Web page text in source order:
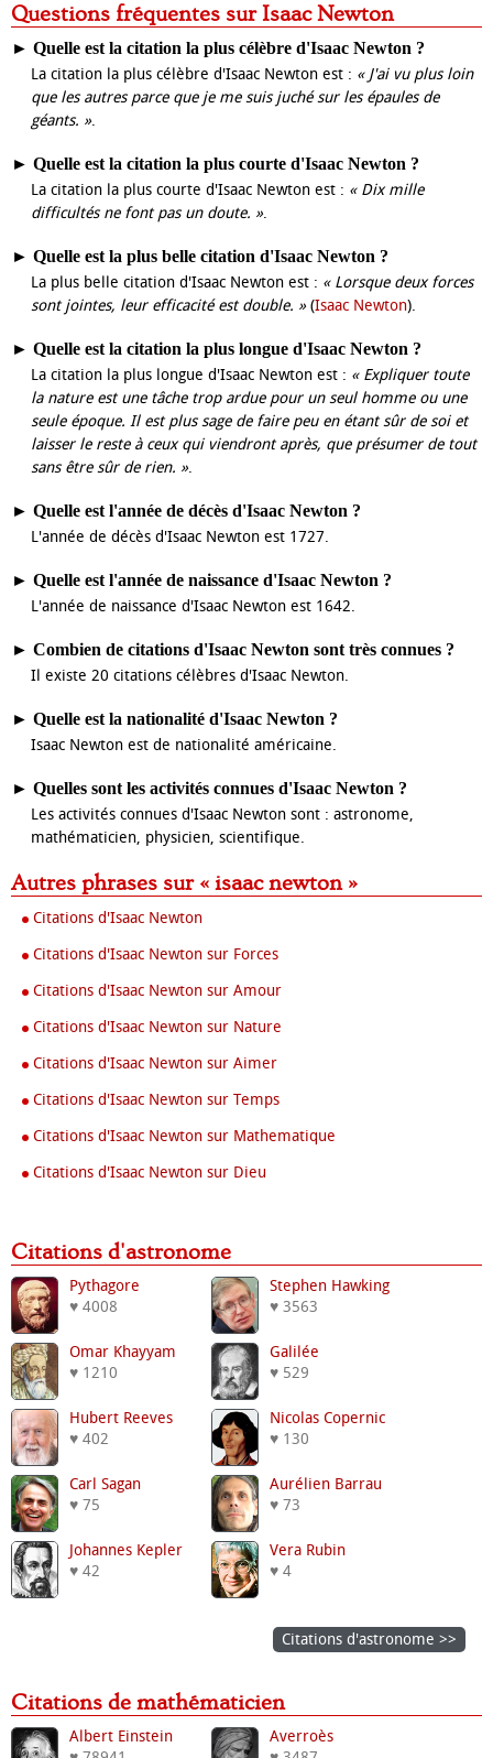
Questions fréquentes sur Isaac Newton
► Quelle est la citation la plus célèbre d'Isaac Newton ?
La citation la plus célèbre d'Isaac Newton est : « J'ai vu plus loin
que les autres parce que je me suis juché sur les épaules de
géants. ».
► Quelle est la citation la plus courte d'Isaac Newton ?
La citation la plus courte d'Isaac Newton est : « Dix mille
difficultés ne font pas un doute. ».
► Quelle est la plus belle citation d'Isaac Newton ?
La plus belle citation d'Isaac Newton est : « Lorsque deux forces
sont jointes, leur efficacité est double. »(Isaac Newton).
► Quelle est la citation la plus longue d'Isaac Newton ?
La citation la plus longue d'Isaac Newton est : « Expliquer toute
la nature est une tâche trop ardue pour un seul homme ou une
seule époque. Il est plus sage de faire peu en étant sûr de soi et
laisser le reste à ceux qui viendront après, que présumer de tout
sans être sûr de rien. ».
► Quelle est l'année de décès d'Isaac Newton ?
L'année de décès d'Isaac Newton est 1727.
► Quelle est l'année de naissance d'Isaac Newton ?
L'année de naissance d'Isaac Newton est 1642.
► Combien de citations d'Isaac Newton sont très connues ?
Il existe 20 citations célèbres d'Isaac Newton.
► Quelle est la nationalité d'Isaac Newton ?
Isaac Newton est de nationalité américaine.
► Quelles sont les activités connues d'Isaac Newton ?
Les activités connues d'Isaac Newton sont : astronome,
mathématicien, physicien, scientifique.
Autres phrases sur « isaac newton »
Citations d'Isaac Newton
Citations d'Isaac Newton sur Forces
Citations d'Isaac Newton sur Amour
Citations d'Isaac Newton sur Nature
Citations d'Isaac Newton sur Aimer
Citations d'Isaac Newton sur Temps
Citations d'Isaac Newton sur Mathematique
Citations d'Isaac Newton sur Dieu
Citations d'astronome
Pythagore
♥ 4008
Stephen Hawking
♥ 3563
Omar Khayyam
♥ 1210
Galilée
♥ 529
Hubert Reeves
♥ 402
Nicolas Copernic
♥ 130
Carl Sagan
♥ 75
Aurélien Barrau
♥ 73
Johannes Kepler
♥ 42
Vera Rubin
♥ 4
Citations d'astronome >>
Citations de mathématicien
Albert Einstein
Averroès